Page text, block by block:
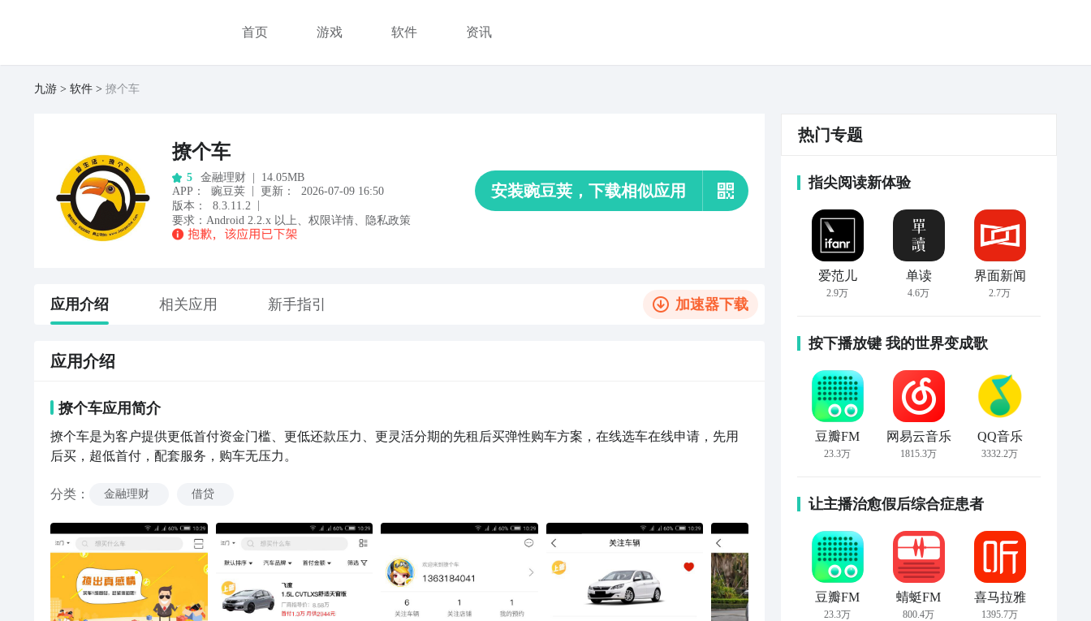
首页 游戏 软件 资讯
九游 软件 撩个车
撩个车
5 金融理财 |
14.05MB
APP ： 豌豆荚 | 更新：
2026-07-09 16:50
版本：
8.3.11.2
|
要求： Android 2.2.x 以上 权限详情 隐私政策
安装豌豆荚，下载相似应用
应用介绍 相关应用 新手指引 加速器下载
应用介绍
撩个车应用简介
撩个车是为客户提供更低首付资金门槛、更低还款压力、更灵活分期的先租后买弹性购车方案，在线选车在线申请，先用
后买，超低首付，配套服务，购车无压力。
分类 ： 金融理财 借贷
热门专题
指尖阅读新体验
爱范儿
2.9万
单读
4.6万
界面新闻
2.7万
按下播放键 我的世界变成歌
豆瓣FM
23.3万
网易云音乐
1815.3万
QQ音乐
3332.2万
让主播治愈假后综合症患者
豆瓣FM
23.3万
蜻蜓FM
800.4万
喜马拉雅
1395.7万